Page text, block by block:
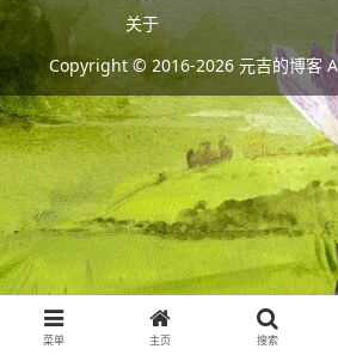
关于
Copyright © 2016-2026 元吉的博客
菜单 主页 搜索